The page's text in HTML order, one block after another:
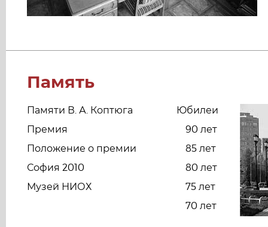
Память
Памяти В. А. Коптюга
Премия
Положение о премии
София 2010
Музей НИОХ
Юбилеи
90 лет
85 лет
80 лет
75 лет
70 лет